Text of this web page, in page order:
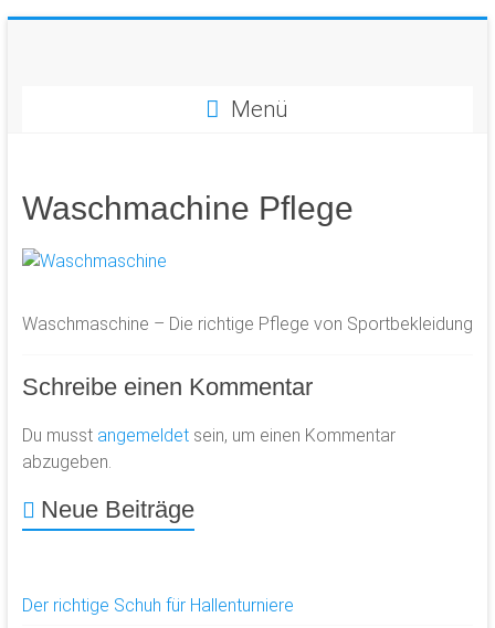
im
Tennis!
Menü
Waschmachine Pflege
Waschmaschine – Die richtige Pflege von Sportbekleidung
Schreibe einen Kommentar
Du musst angemeldetsein, um einen Kommentar
abzugeben.
Neue Beiträge
Der richtige Schuh für Hallenturniere